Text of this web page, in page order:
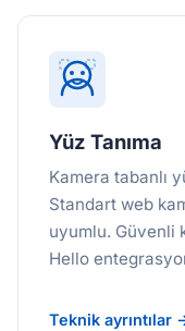
Yüz Tanıma
Kamera tabanlı
Standart web
uyumlu. Güvenli
Hello
Teknik ayrıntılar